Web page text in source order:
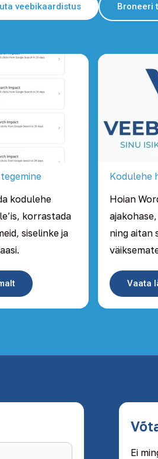
veebikaardistus Broneeri
kodulehe
korrastada
siselinke ja
Kodulehe
Hoian
ning aitan
Vaata
Ei